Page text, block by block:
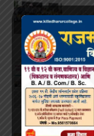
25
22